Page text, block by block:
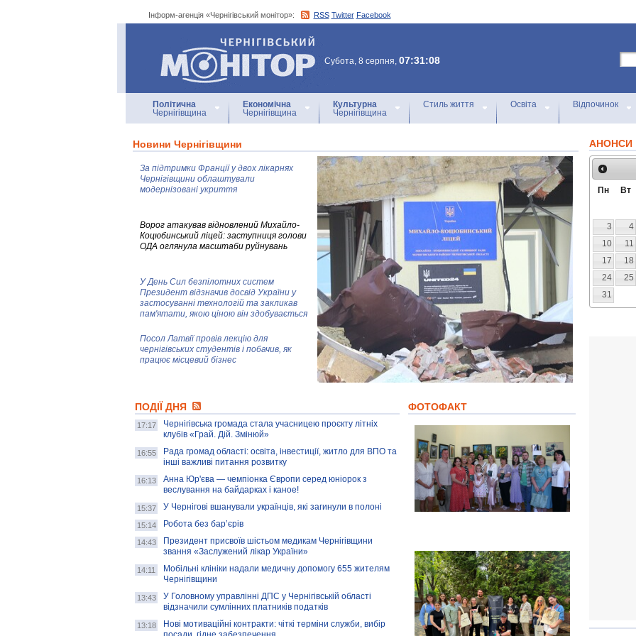
Інформ-агенція «Чернігівський монітор»: RSS Twitter Facebook
Інформ-агенція
«Чернігівський монітор»
Субота, 8 серпня, 07:31:08
Політична
Чернігівщина
Економічна
Чернігівщина
Культурна
Чернігівщина
Стиль життя Освіта Відпочинок
Новини Чернігівщини
За підтримки Франції у двох лікарнях
Чернігівщини облаштували
модернізовані укриття
Ворог атакував відновлений Михайло-
Коцюбинський ліцей: заступниця голови
ОДА оглянула масштаби руйнувань
У День Сил безпілотних систем
Президент відзначив досвід України у
застосуванні технологій та закликав
пам'ятати, якою ціною він здобувається
Посол Латвії провів лекцію для
чернігівських студентів і побачив, як
працює місцевий бізнес
колекцію про війну, емоції та тварин
AB InBev Efes Україна підтримала
навчальний проєкт "Молодіжна бізнес-
школа", спрямований на розвиток
підприємництва у Чернігівській області
Золота тварина: видання Forbes
написало про чернігівця Патрона: хто і
скільки на ньому заробляє? І куди
витрачають?
ПОДІЇ ДНЯ
17:17
Чернігівська громада стала учасницею проєкту літніх
клубів «Грай. Дій. Змінюй»
16:55
Рада громад області: освіта, інвестиції, житло для ВПО та
інші важливі питання розвитку
16:13
Анна Юр'єва — чемпіонка Європи серед юніорок з
веслування на байдарках і каное!
15:37 У Чернігові вшанували українців, які загинули в полоні
15:14 Робота без бар’єрів
14:43
Президент присвоїв шістьом медикам Чернігівщини
звання «Заслужений лікар України»
14:11
Мобільні клініки надали медичну допомогу 655 жителям
Чернігівщини
13:43
У Головному управлінні ДПС у Чернігівській області
відзначили сумлінних платників податків
13:18
Нові мотиваційні контракти: чіткі терміни служби, вибір
ФОТОФАКТ
АНОНСИ
Пн Вт
3
4
10
11
17
18
24
25
31